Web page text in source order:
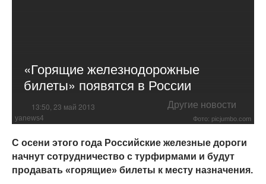
«Горящие железнодорожные
билеты» появятся в России
13:50, 23 май 2013 Другие новости
yanews4 Фото: picjumbo.com
С осени этого года Российские железные дороги
начнут сотрудничество с турфирмами и будут
продавать «горящие» билеты к месту назначения.